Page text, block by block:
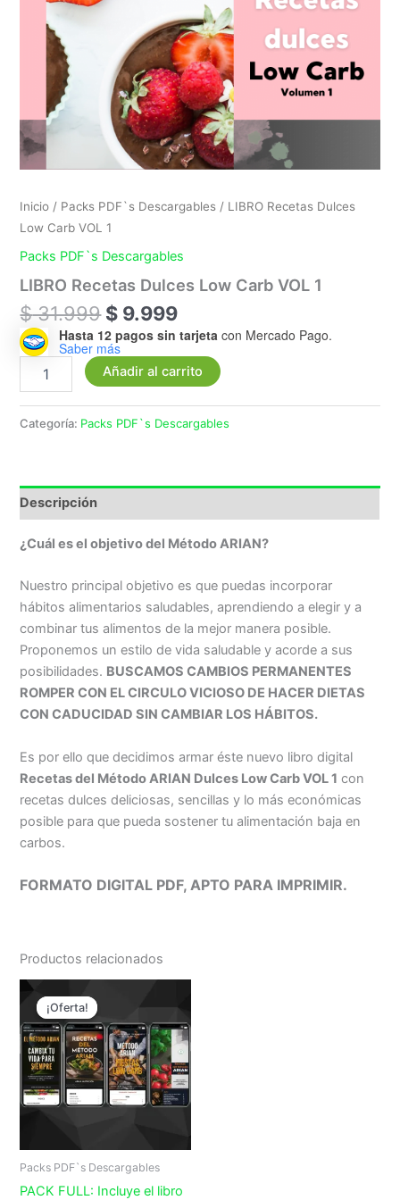
Inicio / Packs PDF`s Descargables / LIBRO Recetas Dulces
Low Carb VOL 1
Packs PDF`s Descargables
LIBRO Recetas Dulces Low Carb VOL 1
$31.999 $ 9.999
Hasta 12 pagos sin tarjeta con Mercado Pago.
Saber más
Añadir al carrito
Categoría: Packs PDF`s Descargables
Descripción
¿Cuál es el objetivo del Método ARIAN?
Nuestro principal objetivo es que puedas incorporar
hábitos alimentarios saludables, aprendiendo a elegir y a
combinar tus alimentos de la mejor manera posible.
Proponemos un estilo de vida saludable y acorde a sus
posibilidades. BUSCAMOS CAMBIOS PERMANENTES
ROMPER CON EL CIRCULO VICIOSO DE HACER DIETAS
CON CADUCIDAD SIN CAMBIAR LOS HÁBITOS.
Es por ello que decidimos armar éste nuevo libro digital
Recetas del Método ARIAN Dulces Low Carb VOL 1 con
recetas dulces deliciosas, sencillas y lo más económicas
posible para que pueda sostener tu alimentación baja en
carbos.
FORMATO DIGITAL PDF, APTO PARA IMPRIMIR.
Productos relacionados
¡Oferta!
¡Oferta!
Packs PDF`s Descargables
PACK FULL: Incluye el libro
precio
original
era:
$ 79.999.
es:
$ 19.999.